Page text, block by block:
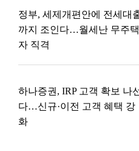
정부, 세제개편안에 전세대
까지 조인다…월세난 무주택
자 직격
하나증권, IRP 고객 확보 나
다…신규·이전 고객 혜택 강
화